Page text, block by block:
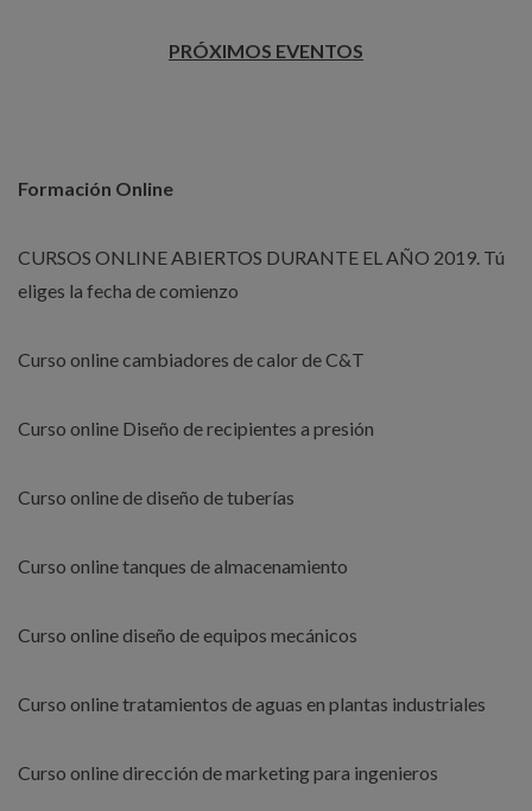
PRÓXIMOS EVENTOS
Formación Online
CURSOS ONLINE ABIERTOS DURANTE EL AÑO 2019. Tú
eliges la fecha de comienzo
Curso online cambiadores de calor de C&T
Curso online Diseño de recipientes a presión
Curso online de diseño de tuberías
Curso online tanques de almacenamiento
Curso online diseño de equipos mecánicos
Curso online tratamientos de aguas en plantas industriales
Curso online dirección de marketing para ingenieros